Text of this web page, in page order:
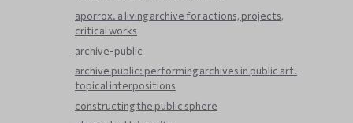
aporrox. a living archive for actions, projects,
critical works
archive-public
archive public: performing archives in public art.
topical interpositions
constructing the public sphere